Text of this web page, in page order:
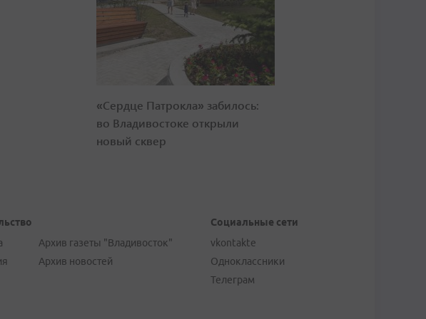
«Сердце Патрокла» забилось:
во Владивостоке открыли
новый сквер
Архив газеты "Владивосток"
Архив новостей
Социальные сети
vkontakte
Одноклассники
Телеграм